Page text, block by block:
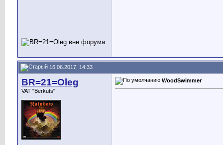
16.06.2017, 14:33
BR=21=Oleg
VAT "Berkuts"
WoodSwimmer